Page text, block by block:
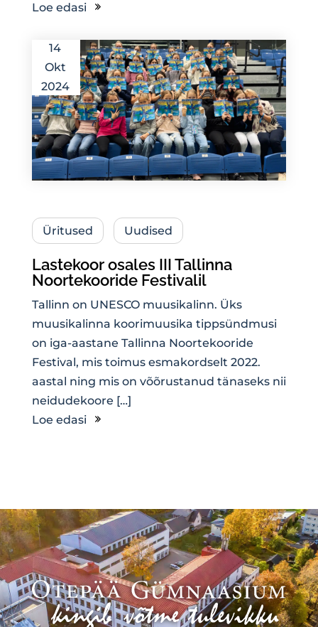
Loe edasi
14
Okt
2024
Üritused Uudised
Lastekoor osales III Tallinna
Noortekooride Festivalil
Tallinn on UNESCO muusikalinn. Üks
muusikalinna koorimuusika tippsündmusi
on iga-aastane Tallinna Noortekooride
Festival, mis toimus esmakordselt 2022.
aastal ning mis on võõrustanud tänaseks nii
neidudekoore […]
Loe edasi